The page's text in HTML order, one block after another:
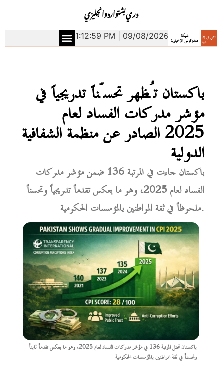
انجليزياردوبشتودري
1:13:00 PM | 09/08/2026
باكستان تُظهر تحسّناً تدريجياً في
مؤشر مدركات الفساد لعام
2025 الصادر عن منظمة الشفافية
الدولية
باكستان جاءت في المرتبة 136 ضمن مؤشر مدركات
الفساد لعام 2025، وهو ما يعكس تقدماً تدريجياً وتحسناً
ملحوظاً في ثقة المواطنين بالمؤسسات الحكومية.
باكستان تحتل المرتبة 136 في مؤشر مدركات الفساد لعام 2025، وهو ما يعكس تقدماً ثابتاً
وتحسناً في ثقة المواطنين بالمؤسسات الحكومية